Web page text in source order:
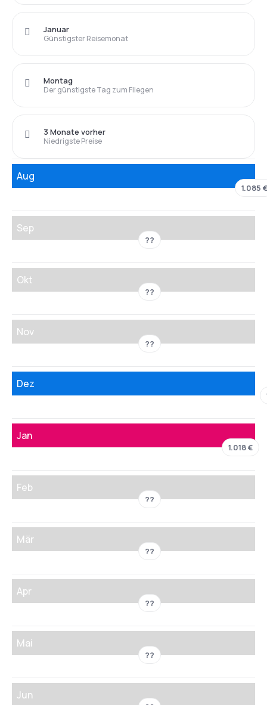
Günstigster Reisemonat
Januar
Der günstigste Tag zum Fliegen
Montag
Niedrigste Preise
3 Monate vorher
Aug
1.085
Sep
??
Okt
??
Nov
??
Dez
Jan
1.018 €
Feb
??
Mär
??
Apr
??
Mai
??
Jun